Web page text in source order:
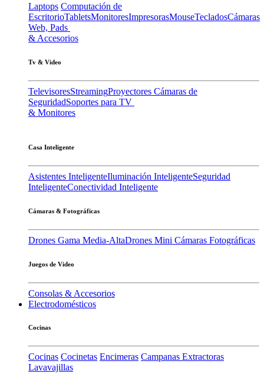
Laptops Computación de
EscritorioTabletsMonitoresImpresorasMouseTecladosCámaras
Web, Pads
& Accesorios
Tv & Video
TelevisoresStreamingProyectores Cámaras de
SeguridadSoportes para TV
& Monitores
Casa Inteligente
Asistentes InteligenteIluminación InteligenteSeguridad
InteligenteConectividad Inteligente
Cámaras & Fotográficas
Drones Gama Media-AltaDrones Mini Cámaras Fotográficas
Juegos de Video
Consolas & Accesorios
Electrodomésticos
Cocinas
Cocinas Cocinetas Encimeras Campanas Extractoras
Lavavajillas